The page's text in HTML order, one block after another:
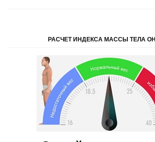
РАСЧЕТ ИНДЕКСА МАССЫ ТЕЛА